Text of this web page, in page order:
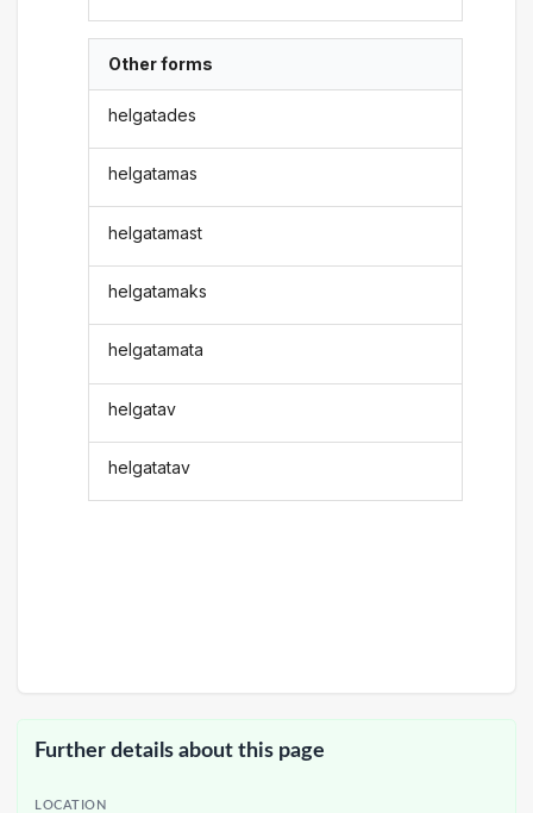
Other forms
helgatades
helgatamas
helgatamast
helgatamaks
helgatamata
helgatav
helgatatav
Further details about this page
LOCATION